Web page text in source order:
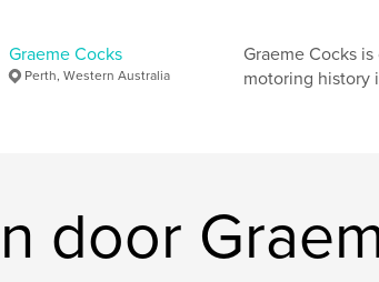
Graeme Cocks
Perth, Western Australia
Graeme Cocks
motoring history
door